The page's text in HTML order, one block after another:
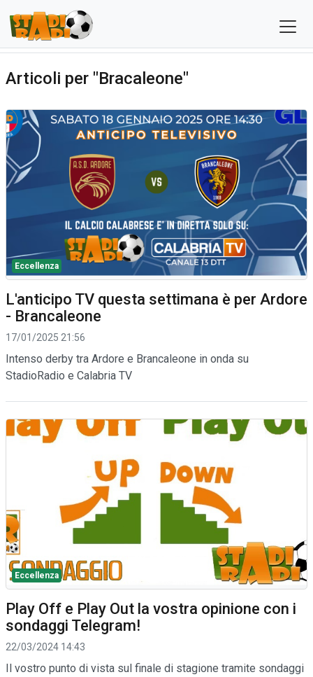
Articoli per "Bracaleone"
Eccellenza
L'anticipo TV questa settimana è per Ardore
- Brancaleone
17/01/2025 21:56
Intenso derby tra Ardore e Brancaleone in onda su
StadioRadio e Calabria TV
Eccellenza
Play Off e Play Out la vostra opinione con i
sondaggi Telegram!
22/03/2024 14:43
Il vostro punto di vista sul finale di stagione tramite sondaggi